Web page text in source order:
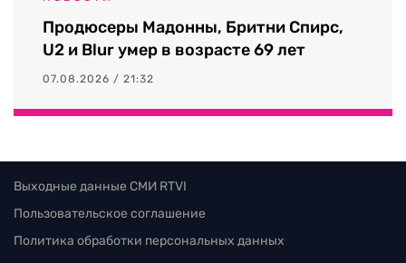
Продюсеры Мадонны, Бритни Спирс,
U2 и Blur умер в возрасте 69 лет
07.08.2026 / 21:32
Выходные данные СМИ RTVI
Пользовательское соглашение
Политика обработки персональных данных